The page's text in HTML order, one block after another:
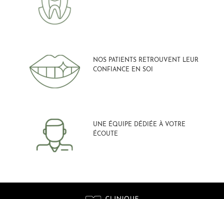
NOS PATIENTS RETROUVENT LEUR
CONFIANCE EN SOI
UNE ÉQUIPE DÉDIÉE À VOTRE
ÉCOUTE